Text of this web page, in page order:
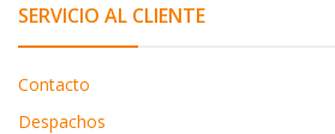
SERVICIO AL CLIENTE
Contacto
Despachos